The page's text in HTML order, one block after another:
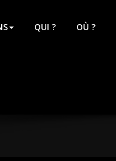
QUI ? OÙ ?